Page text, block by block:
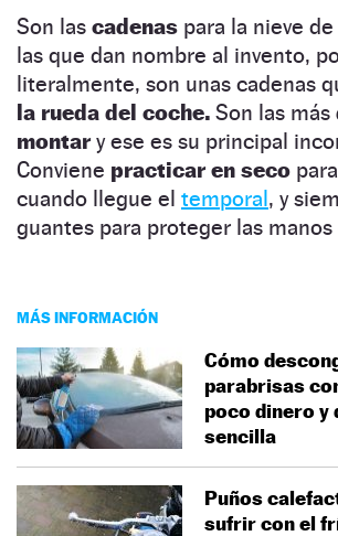
Son las cadenas para la nieve de
las que dan nombre al invento,
literalmente, son unas cadenas
la rueda del coche. Son las más
montary ese es su principal
Conviene practicar en seco
cuando llegue el temporal, y
guantes para proteger las
MÁS INFORMACIÓN
Cómo
parabrisas
poco dinero y
sencilla
Puños
sufrir con el